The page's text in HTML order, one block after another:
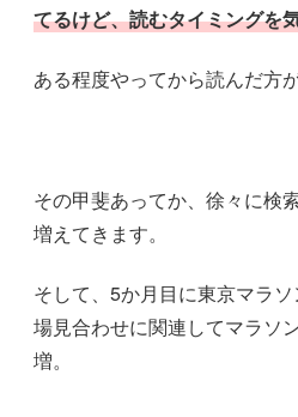
てるけど、読むタイミングを
ある程度やってから読んだ方
その甲斐あってか、徐々に検
増えてきます。
そして、5か月目に東京マラ
場見合わせに関連してマラソ
増。